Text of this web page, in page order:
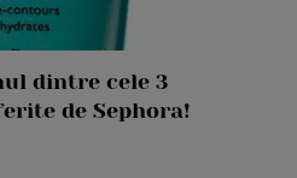
dintre cele 3
de Sephora!